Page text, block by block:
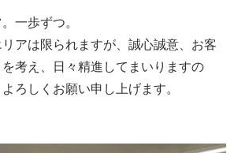
一歩ずつ。
リアは限られますが、誠心誠意、お客
考え、日々精進してまいりますの
ろしくお願い申し上げます。